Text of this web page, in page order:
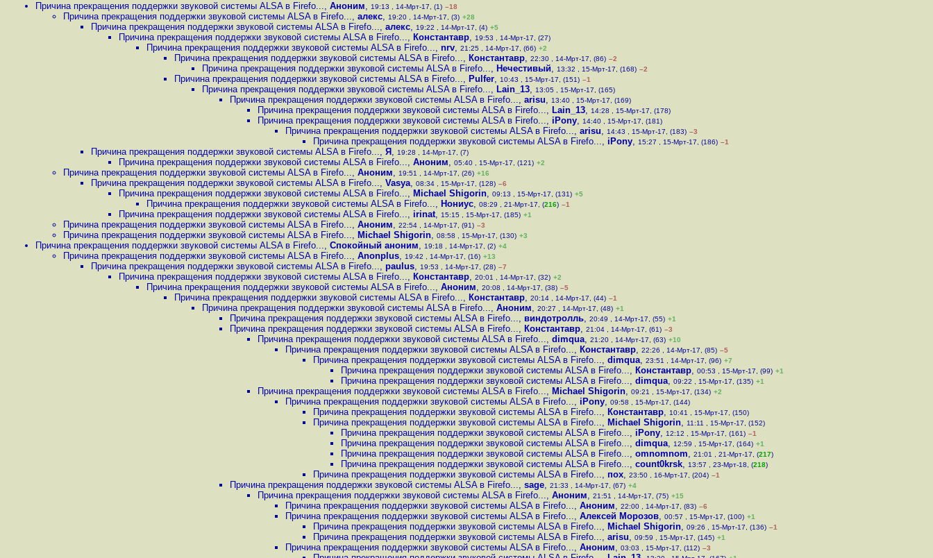
Причина прекращения поддержки звуковой системы ALSA в Firefo..., Аноним, 19:13 , 14-Мрт-17, (1) –18
Причина прекращения поддержки звуковой системы ALSA в Firefo..., алекс, 19:20 , 14-Мрт-17, (3) +28
Причина прекращения поддержки звуковой системы ALSA в Firefo..., алекс, 19:22 , 14-Мрт-17, (4) +5
Причина прекращения поддержки звуковой системы ALSA в Firefo..., Константавр, 19:53 , 14-Мрт-17, (27)
Причина прекращения поддержки звуковой системы ALSA в Firefo..., nrv, 21:25 , 14-Мрт-17, (66) +2
Причина прекращения поддержки звуковой системы ALSA в Firefo..., Константавр, 22:30 , 14-Мрт-17, (86) –2
Причина прекращения поддержки звуковой системы ALSA в Firefo..., Нечестивый, 13:32 , 15-Мрт-17, (168) –2
Причина прекращения поддержки звуковой системы ALSA в Firefo..., Pulfer, 10:43 , 15-Мрт-17, (151) –1
Причина прекращения поддержки звуковой системы ALSA в Firefo..., Lain_13, 13:05 , 15-Мрт-17, (165)
Причина прекращения поддержки звуковой системы ALSA в Firefo..., arisu, 13:40 , 15-Мрт-17, (169)
Причина прекращения поддержки звуковой системы ALSA в Firefo..., Lain_13, 14:28 , 15-Мрт-17, (178)
Причина прекращения поддержки звуковой системы ALSA в Firefo..., iPony, 14:40 , 15-Мрт-17, (181)
Причина прекращения поддержки звуковой системы ALSA в Firefo..., arisu, 14:43 , 15-Мрт-17, (183) –3
Причина прекращения поддержки звуковой системы ALSA в Firefo..., iPony, 15:27 , 15-Мрт-17, (186) –1
Причина прекращения поддержки звуковой системы ALSA в Firefo..., Я , 19:28 , 14-Мрт-17, (7)
Причина прекращения поддержки звуковой системы ALSA в Firefo..., Аноним, 05:40 , 15-Мрт-17, (121) +2
Причина прекращения поддержки звуковой системы ALSA в Firefo..., Аноним, 19:51 , 14-Мрт-17, (26) +16
Причина прекращения поддержки звуковой системы ALSA в Firefo..., Vasya, 08:34 , 15-Мрт-17, (128) –6
Причина прекращения поддержки звуковой системы ALSA в Firefo..., Michael Shigorin, 09:13 , 15-Мрт-17, (131) +5
Причина прекращения поддержки звуковой системы ALSA в Firefo..., Нониус, 08:29 , 21-Мрт-17, (216) –1
Причина прекращения поддержки звуковой системы ALSA в Firefo..., irinat, 15:15 , 15-Мрт-17, (185) +1
Причина прекращения поддержки звуковой системы ALSA в Firefo..., Аноним, 22:54 , 14-Мрт-17, (91) –3
Причина прекращения поддержки звуковой системы ALSA в Firefo..., Michael Shigorin, 08:58 , 15-Мрт-17, (130) +3
Причина прекращения поддержки звуковой системы ALSA в Firefo..., Спокойный аноним, 19:18 , 14-Мрт-17, (2) +4
Причина прекращения поддержки звуковой системы ALSA в Firefo..., Anonplus, 19:42 , 14-Мрт-17, (16) +13
Причина прекращения поддержки звуковой системы ALSA в Firefo..., paulus, 19:53 , 14-Мрт-17, (28) –7
Причина прекращения поддержки звуковой системы ALSA в Firefo..., Константавр, 20:01 , 14-Мрт-17, (32) +2
Причина прекращения поддержки звуковой системы ALSA в Firefo..., Аноним, 20:08 , 14-Мрт-17, (38) –5
Причина прекращения поддержки звуковой системы ALSA в Firefo..., Константавр, 20:14 , 14-Мрт-17, (44) –1
Причина прекращения поддержки звуковой системы ALSA в Firefo..., Аноним, 20:27 , 14-Мрт-17, (48) +1
Причина прекращения поддержки звуковой системы ALSA в Firefo..., виндотролль, 20:49 , 14-Мрт-17, (55) +1
Причина прекращения поддержки звуковой системы ALSA в Firefo..., Константавр, 21:04 , 14-Мрт-17, (61) –3
Причина прекращения поддержки звуковой системы ALSA в Firefo..., dimqua, 21:20 , 14-Мрт-17, (63) +10
Причина прекращения поддержки звуковой системы ALSA в Firefo..., Константавр, 22:26 , 14-Мрт-17, (85) –5
Причина прекращения поддержки звуковой системы ALSA в Firefo..., dimqua, 23:51 , 14-Мрт-17, (96) +7
Причина прекращения поддержки звуковой системы ALSA в Firefo..., Константавр, 00:53 , 15-Мрт-17, (99) +1
Причина прекращения поддержки звуковой системы ALSA в Firefo..., dimqua, 09:22 , 15-Мрт-17, (135) +1
Причина прекращения поддержки звуковой системы ALSA в Firefo..., Michael Shigorin, 09:21 , 15-Мрт-17, (134) +2
Причина прекращения поддержки звуковой системы ALSA в Firefo..., iPony, 09:58 , 15-Мрт-17, (144)
Причина прекращения поддержки звуковой системы ALSA в Firefo..., Константавр, 10:41 , 15-Мрт-17, (150)
Причина прекращения поддержки звуковой системы ALSA в Firefo..., Michael Shigorin, 11:11 , 15-Мрт-17, (152)
Причина прекращения поддержки звуковой системы ALSA в Firefo..., iPony, 12:12 , 15-Мрт-17, (161) –1
Причина прекращения поддержки звуковой системы ALSA в Firefo..., dimqua, 12:59 , 15-Мрт-17, (164) +1
Причина прекращения поддержки звуковой системы ALSA в Firefo..., omnomnom, 21:01 , 21-Мрт-17, (217)
Причина прекращения поддержки звуковой системы ALSA в Firefo..., count0krsk, 13:57 , 23-Мрт-18, (218)
Причина прекращения поддержки звуковой системы ALSA в Firefo..., пох, 23:50 , 16-Мрт-17, (204) –1
Причина прекращения поддержки звуковой системы ALSA в Firefo..., sage, 21:33 , 14-Мрт-17, (67) +4
Причина прекращения поддержки звуковой системы ALSA в Firefo..., Аноним, 21:51 , 14-Мрт-17, (75) +15
Причина прекращения поддержки звуковой системы ALSA в Firefo..., Аноним, 22:00 , 14-Мрт-17, (83) –6
Причина прекращения поддержки звуковой системы ALSA в Firefo..., Алексей Морозов, 00:57 , 15-Мрт-17, (100) +1
Причина прекращения поддержки звуковой системы ALSA в Firefo..., Michael Shigorin, 09:26 , 15-Мрт-17, (136) –1
Причина прекращения поддержки звуковой системы ALSA в Firefo..., arisu, 09:59 , 15-Мрт-17, (145) +1
Причина прекращения поддержки звуковой системы ALSA в Firefo..., Аноним, 03:03 , 15-Мрт-17, (112) –3